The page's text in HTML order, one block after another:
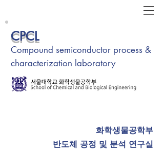
CPCL
Compound semiconductor process &
characterization laboratory
화학생물공학부
반도체 공정 및 분석 연구실